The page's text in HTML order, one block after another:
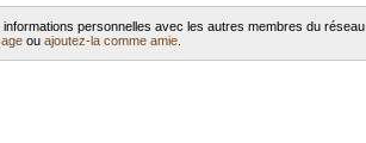
personnelles avec les autres membres du réseau.
ou ajoutez-la comme amie